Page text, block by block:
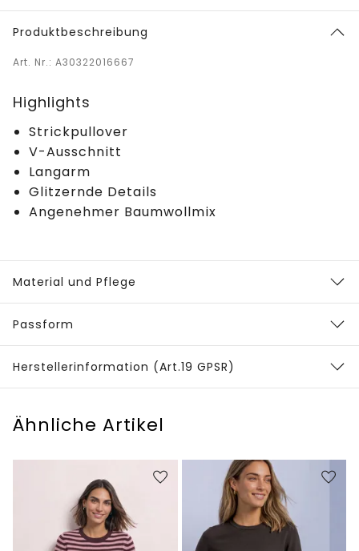
Produktbeschreibung
Art. Nr.: A30322016667
Highlights
Strickpullover
V-Ausschnitt
Langarm
Glitzernde Details
Angenehmer Baumwollmix
Material und Pflege
Passform
Herstellerinformation (Art.19 GPSR)
Ähnliche Artikel